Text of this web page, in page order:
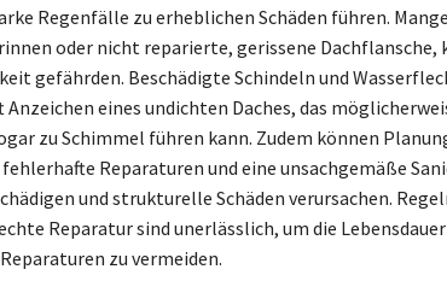
Regenfälle zu erheblichen Schäden führen.
oder nicht reparierte, gerissene Dachflansche,
gefährden. Beschädigte Schindeln und
Anzeichen eines undichten Daches, das
zu Schimmel führen kann. Zudem können
Reparaturen und eine unsachgemäße
und strukturelle Schäden verursachen.
Reparatur sind unerlässlich, um die Lebensdauer
zu vermeiden.